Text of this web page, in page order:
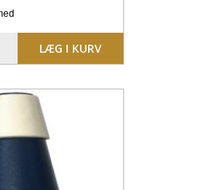
LÆG I KURV